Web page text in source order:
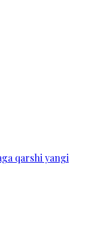
qarshi yangi